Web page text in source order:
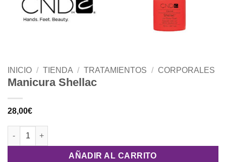
INICIO / TIENDA / TRATAMIENTOS / CORPORALES
Manicura Shellac
28,00€
Manicura Shellac cantidad
AÑADIR AL CARRITO